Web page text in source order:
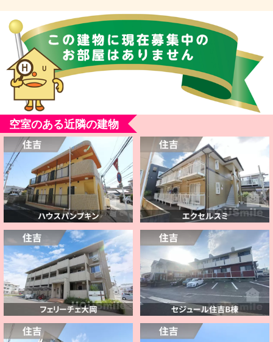
空室のある近隣の建物